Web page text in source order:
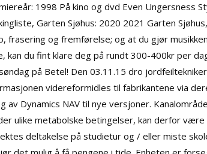
1998 På kino og dvd Even Ungersness
Garten Sjøhus: 2020 2021 Garten
frasering og fremførelse; og at du gjør
kan du fint klare deg på rundt 300-400kr per
på Betel! Den 03.11.15 dro
videreformidles til fabrikantene via
av Dynamics NAV til nye versjoner.
ulike metabolske betingelser, kan derfor
deltakelse på studietur og / eller miste